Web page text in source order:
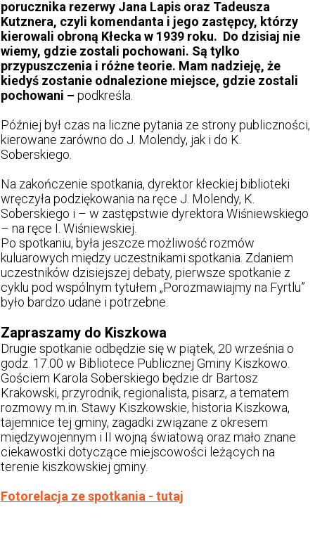
porucznika rezerwy Jana Lapis oraz Tadeusza
Kutznera, czyli komendanta i jego zastępcy, którzy
kierowali obroną Kłecka w 1939 roku. Do dzisiaj nie
wiemy, gdzie zostali pochowani. Są tylko
przypuszczenia i różne teorie. Mam nadzieję, że
kiedyś zostanie odnalezione miejsce, gdzie zostali
pochowani – podkreśla.
Później był czas na liczne pytania ze strony publiczności,
kierowane zarówno do J. Molendy, jak i do K.
Soberskiego.
Na zakończenie spotkania, dyrektor kłeckiej biblioteki
wręczyła podziękowania na ręce J. Molendy, K.
Soberskiego i – w zastępstwie dyrektora Wiśniewskiego
– na ręce I. Wiśniewskiej.
Po spotkaniu, była jeszcze możliwość rozmów
kuluarowych między uczestnikami spotkania. Zdaniem
uczestników dzisiejszej debaty, pierwsze spotkanie z
cyklu pod wspólnym tytułem „Porozmawiajmy na Fyrtlu”
było bardzo udane i potrzebne.
Zapraszamy do Kiszkowa
Drugie spotkanie odbędzie się w piątek, 20 września o
godz. 17.00 w Bibliotece Publicznej Gminy Kiszkowo.
Gościem Karola Soberskiego będzie dr Bartosz
Krakowski, przyrodnik, regionalista, pisarz, a tematem
rozmowy m.in. Stawy Kiszkowskie, historia Kiszkowa,
tajemnice tej gminy, zagadki związane z okresem
międzywojennym i II wojną światową oraz mało znane
ciekawostki dotyczące miejscowości leżących na
terenie kiszkowskiej gminy.
Fotorelacja ze spotkania - tutaj